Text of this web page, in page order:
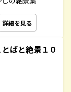
詳細を見る
ばと絶景１０